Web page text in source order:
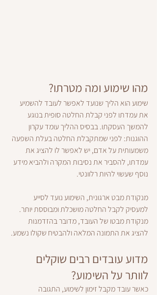
מהו שימוע ומה מטרתו?
שימוע הוא הליך שנועד לאפשר לעובד להשמיע
את עמדתו לפני קבלת החלטה סופית בנוגע
להמשך העסקתו. בבסיס ההליך עומד עקרון
ההוגנות: לפני שמתקבלת החלטה בעלת השפעה
משמעותית על אדם, יש לאפשר לו להציג את
עמדתו, להסביר את נסיבות המקרה ולהביא מידע
נוסף שעשוי להיות רלוונטי.
מנקודת מבט ארגונית, השימוע נועד לסייע
למעסיק לקבל החלטה מושכלת ומבוססת יותר.
מנקודת מבטו של העובד, מדובר בהזדמנות
להציג את התמונה המלאה ולהבטיח שקולו נשמע.
מדוע עובדים רבים שוקלים
לוותר על השימוע?
כאשר עובד מקבל זימון לשימוע, התגובה